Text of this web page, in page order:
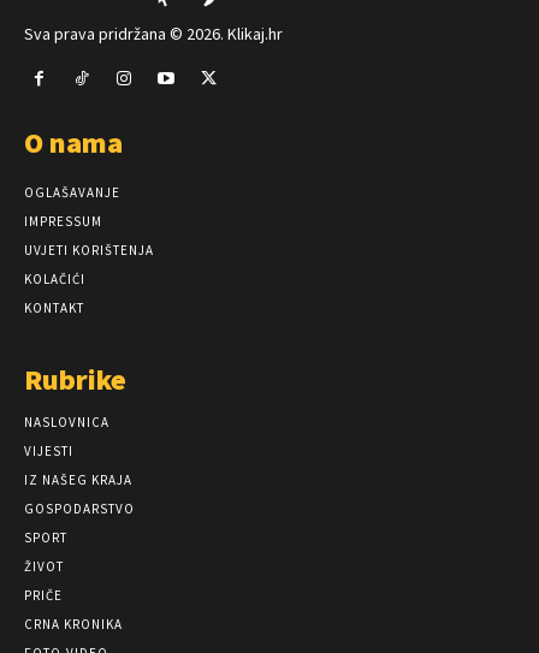
Sva prava pridržana © 2026. Klikaj.hr
O nama
OGLAŠAVANJE
IMPRESSUM
UVJETI KORIŠTENJA
KOLAČIĆI
KONTAKT
Rubrike
NASLOVNICA
VIJESTI
IZ NAŠEG KRAJA
GOSPODARSTVO
SPORT
ŽIVOT
PRIČE
CRNA KRONIKA